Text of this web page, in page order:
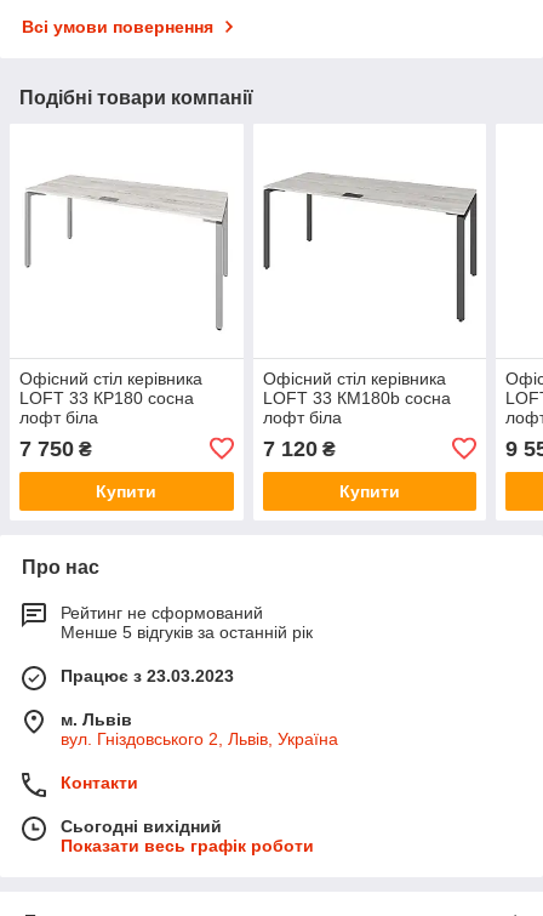
Всі умови повернення
Подібні товари компанії
Офісний стіл керівника
LOFT 33 КP180 сосна
лофт біла
7 750 ₴
Купити
Офісний стіл керівника
LOFT 33 КM180b сосна
лофт біла
7 120₴
Купити
9
Про нас
Рейтинг не сформований
Менше 5 відгуків за останній рік
Працює з 23.03.2023
м. Львів
вул. Гніздовського 2, Львів, Україна
Контакти
Сьогодні вихідний
Показати весь графік роботи